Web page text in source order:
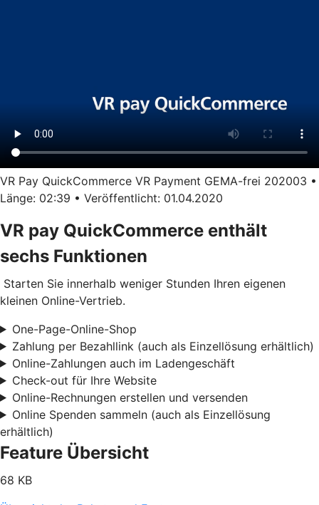
VR Pay QuickCommerce VR Payment GEMA-frei 202003 •
Länge: 02:39 • Veröffentlicht: 01.04.2020
VR pay QuickCommerce enthält
sechs Funktionen
Starten Sie innerhalb weniger Stunden Ihren eigenen
kleinen Online-Vertrieb.
One-Page-Online-Shop
Zahlung per Bezahllink (auch als Einzellösung erhältlich)
Online-Zahlungen auch im Ladengeschäft
Check-out für Ihre Website
Online-Rechnungen erstellen und versenden
Online Spenden sammeln (auch als Einzellösung
erhältlich)
Feature Übersicht
68 KB